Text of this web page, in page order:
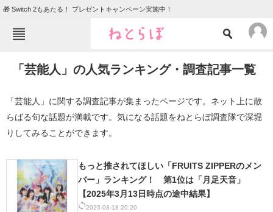
🎁 Switch 2もあたる！ プレゼントキャンペーン実施中！
TOP ニュース
グルメ 地域
動物 リサーチ
会員記事
「芸能人」の人気ランキング・調査記事一覧
「芸能人」に関する調査記事が集まったページです。ネット上に散
らばる旬な話題が満載です。気になる話題をねとらぼ調査隊で深堀
りしてみることができます。
2025-03-18 20:20
もっと推されてほしい「FRUITS ZIPPERのメン
バー」ランキング！ 第1位は「月足天音」
【2025年3月13日時点の途中結果】